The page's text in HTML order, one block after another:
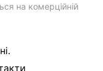
на комерційній